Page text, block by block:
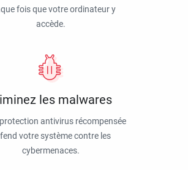
fois que votre ordinateur y
accède.
les malwares
antivirus récompensée
votre système contre les
cybermenaces.